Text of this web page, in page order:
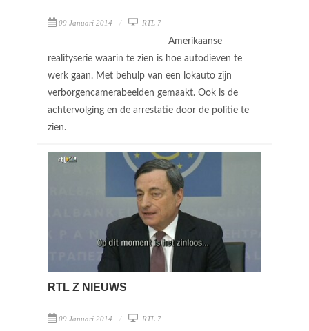
09 Januari 2014 RTL 7
Amerikaanse
realityserie waarin te zien is hoe autodieven te
werk gaan. Met behulp van een lokauto zijn
verborgencamerabeelden gemaakt. Ook is de
achtervolging en de arrestatie door de politie te
zien.
RTL Z NIEUWS
09 Januari 2014 RTL 7